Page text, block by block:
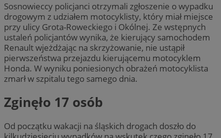
Sosnowieccy policjanci otrzymali zgłoszenie o wypadku
drogowym z udziałem motocyklisty, który miał miejsce
przy ulicy Grota-Roweckiego i Okólnej. Ze wstępnych
ustaleń policjantów wynika, że kierujący samochodem
Renault wjeżdżając na skrzyżowanie, nie ustąpił
pierwszeństwa przejazdu kierującemu motocyklem
Honda. W wyniku poniesionych obrażeń motocyklista
zmarł w szpitalu tego samego dnia.
Zginęło 17 osób
Od początku wakacji na śląskich drogach doszło do